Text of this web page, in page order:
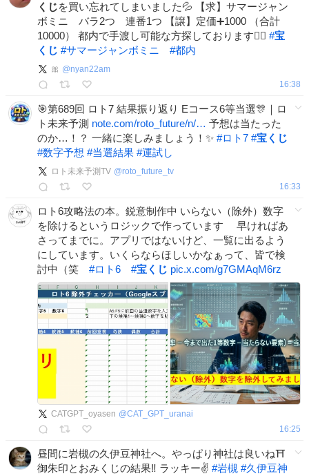
くじを買い忘れてしまいました💦 【求】サマージャン
ボミニ バラ2つ 連番1つ 【譲】定価➕1000 （合計
10000） 都内で手渡し可能な方探しております🙇‍♀️ #宝
くじ #サマージャンボミニ #都内
🎀 @nyan22am
16:38
🎯第689回 ロト7 結果振り返り Eコース6等当選🎊｜ロ
ト未来予測 note.com/roto_future/n/… 予想は当たった
のか…！？ 一緒に楽しみましょう！✨ #ロト7 #宝くじ
#数字予想 #当選結果 #運試し
ロト未来予測TV @roto_future_tv
16:33
ロト6攻略法の本。鋭意制作中 いらない（除外）数字
を除けるというロジックで作っています 早ければあ
さってまでに。アプリではないけど、一覧に出るよう
にしています。いくらならほしいかなぁって、皆で検
討中（笑 #ロト6 #宝くじ pic.x.com/g7GMAqM6rz
CATGPT_oyasen @CAT_GPT_uranai
16:25
昼間に岩槻の久伊豆神社へ。やっぱり神社は良いね⛩️
御朱印とおみくじの結果‼️ ラッキー✌️ #岩槻 #久伊豆神